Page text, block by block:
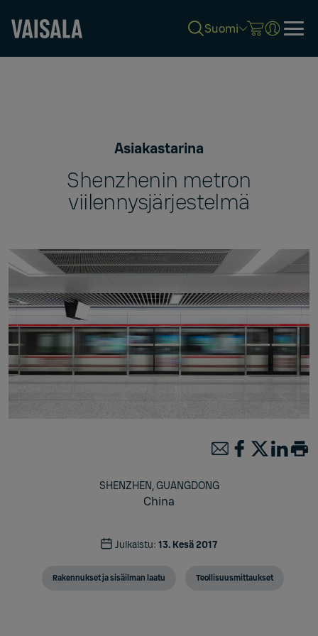
Suomi
Asiakastarina
Shenzhenin metron
viilennysjärjestelmä
SHENZHEN, GUANGDONG
China
Julkaistu: 13. Kesä 2017
Rakennukset ja sisäilman laatu Teollisuusmittaukset